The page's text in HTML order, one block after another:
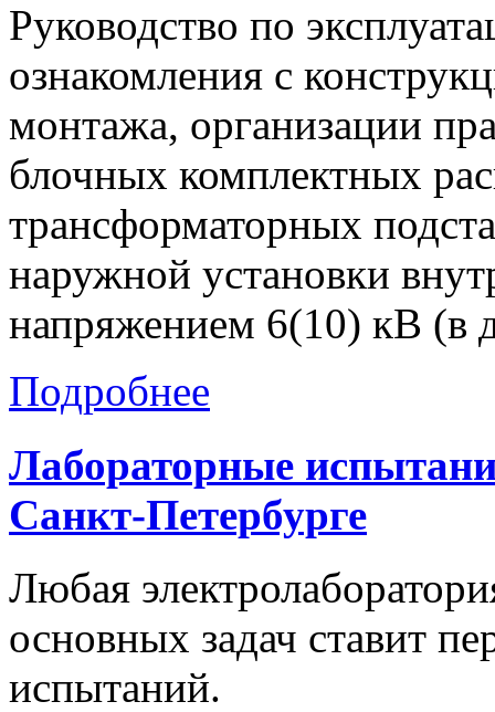
Руководство по
ознакомления с
монтажа, организации
блочных комплектных
трансформаторных
наружной установки
напряжением 6(10) кВ
Подробнее
Лабораторные
Санкт-Петербурге
Любая
основных задач ставит
испытаний.